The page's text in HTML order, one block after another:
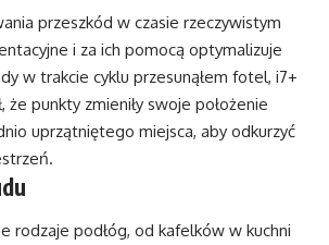
przeszkód w czasie rzeczywistym
i za ich pomocą optymalizuje
w trakcie cyklu przesunąłem fotel, i7+
że punkty zmieniły swoje położenie
uprzątniętego miejsca, aby odkurzyć
rodzaje podłóg, od kafelków w kuchni